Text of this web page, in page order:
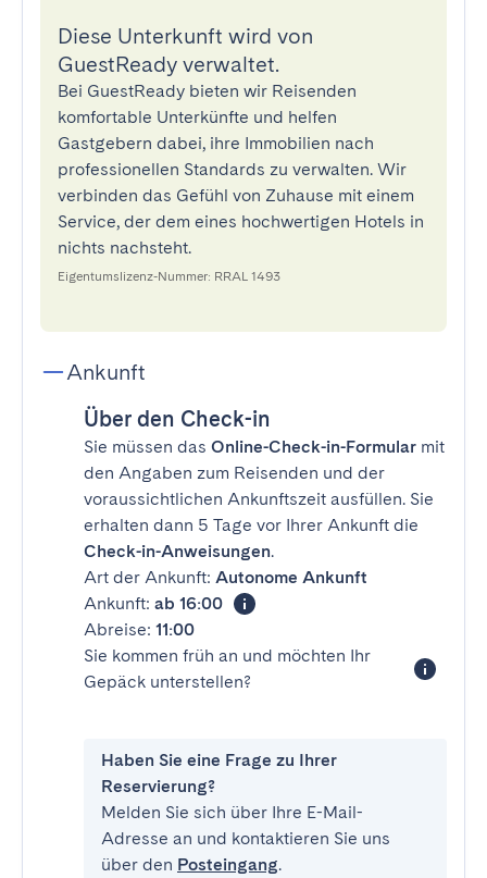
Diese Unterkunft wird von
GuestReady verwaltet.
Bei GuestReady bieten wir Reisenden
komfortable Unterkünfte und helfen
Gastgebern dabei, ihre Immobilien nach
professionellen Standards zu verwalten. Wir
verbinden das Gefühl von Zuhause mit einem
Service, der dem eines hochwertigen Hotels in
nichts nachsteht.
Eigentumslizenz-Nummer: RRAL 1493
Ankunft
Über den Check-in
Sie müssen das Online-Check-in-Formular mit
den Angaben zum Reisenden und der
voraussichtlichen Ankunftszeit ausfüllen. Sie
erhalten dann 5 Tage vor Ihrer Ankunft die
Check-in-Anweisungen.
Art der Ankunft: Autonome Ankunft
Ankunft: ab 16:00
Abreise: 11:00
Sie kommen früh an und möchten Ihr
Gepäck unterstellen?
Haben Sie eine Frage zu Ihrer
Reservierung?
Melden Sie sich über Ihre E-Mail-
Adresse an und kontaktieren Sie uns
über den Posteingang.